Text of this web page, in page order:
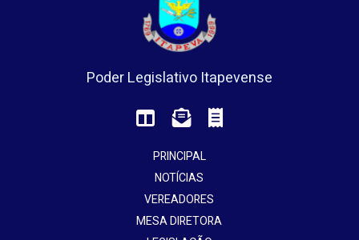
Poder Legislativo Itapevense
PRINCIPAL
NOTÍCIAS
VEREADORES
MESA DIRETORA